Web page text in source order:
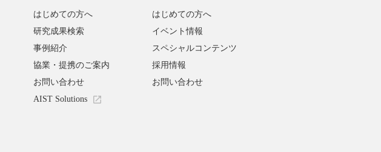
はじめての方へ
研究成果検索
事例紹介
協業・提携のご案内
お問い合わせ
AIST Solutions
はじめての方へ
イベント情報
スペシャルコンテンツ
採用情報
お問い合わせ